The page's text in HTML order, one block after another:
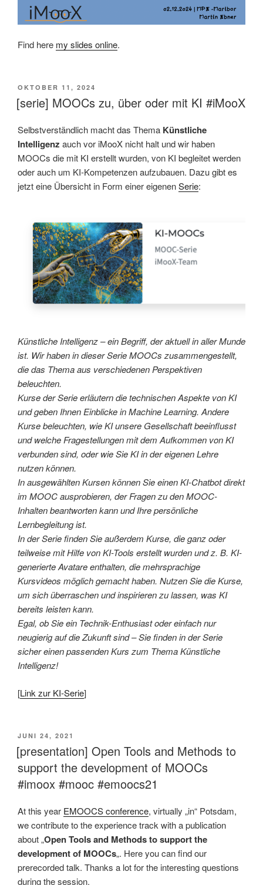
Find here my slides online.
VERÖFFENTLICHT
AM
OKTOBER 11, 2024
[serie] MOOCs zu, über oder mit KI #iMooX
Selbstverständlich macht das Thema Künstliche
Intelligenz auch vor iMooX nicht halt und wir haben
MOOCs die mit KI erstellt wurden, von KI begleitet werden
oder auch um KI-Kompetenzen aufzubauen. Dazu gibt es
jetzt eine Übersicht in Form einer eigenenSerie:
Künstliche Intelligenz – ein Begriff, der aktuell in aller Munde
ist. Wir haben in dieser Serie MOOCs zusammengestellt,
die das Thema aus verschiedenen Perspektiven
beleuchten.
Kurse der Serie erläutern die technischen Aspekte von KI
und geben Ihnen Einblicke in Machine Learning. Andere
Kurse beleuchten, wie KI unsere Gesellschaft beeinflusst
und welche Fragestellungen mit dem Aufkommen von KI
verbunden sind, oder wie Sie KI in der eigenen Lehre
nutzen können.
In ausgewählten Kursen können Sie einen KI-Chatbot direkt
im MOOC ausprobieren, der Fragen zu den MOOC-
Inhalten beantworten kann und Ihre persönliche
Lernbegleitung ist.
In der Serie finden Sie außerdem Kurse, die ganz oder
teilweise mit Hilfe von KI-Tools erstellt wurden und z. B. KI-
generierte Avatare enthalten, die mehrsprachige
Kursvideos möglich gemacht haben. Nutzen Sie die Kurse,
um sich überraschen und inspirieren zu lassen, was KI
bereits leisten kann.
Egal, ob Sie ein Technik-Enthusiast oder einfach nur
neugierig auf die Zukunft sind – Sie finden in der Serie
sicher einen passenden Kurs zum Thema Künstliche
Intelligenz!
[Link zur KI-Serie]
VERÖFFENTLICHT
AM
JUNI 24, 2021
[presentation] Open Tools and Methods to
support the development of MOOCs
#imoox #mooc #emoocs21
At this year EMOOCS conference, virtually „in“ Potsdam,
we contribute to the experience track with a publication
about „Open Tools and Methods to support the
development of MOOCs„. Here you can find our
prerecorded talk. Thanks a lot for the interesting questions
during the session.